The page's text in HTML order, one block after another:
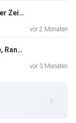
Dennis Brock: 2x 9-Darter in kurzer Zeit & Wechsel vom E-Dart zum Steeldart
vor 2 Monaten
Maximilian Niemecek: WDF-Finale, Ranglisten-Sieg & Aufstieg in die 1. Bundesliga
vor 3 Monaten